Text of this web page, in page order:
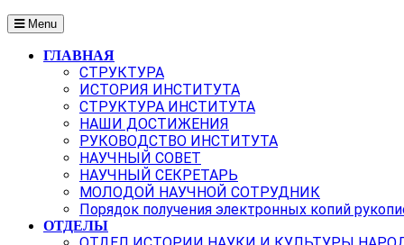
Menu
ГЛАВНАЯ
СТРУКТУРА
ИСТОРИЯ ИНСТИТУТА
СТРУКТУРА ИНСТИТУТА
НАШИ ДОСТИЖЕНИЯ
РУКОВОДСТВО ИНСТИТУТА
НАУЧНЫЙ СОВЕТ
НАУЧНЫЙ СЕКРЕТАРЬ
МОЛОДОЙ НАУЧНОЙ СОТРУДНИК
Порядок получения электронных копий
ОТДЕЛЫ